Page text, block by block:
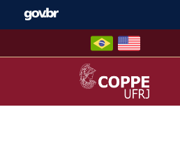
COPPE – UFRJ